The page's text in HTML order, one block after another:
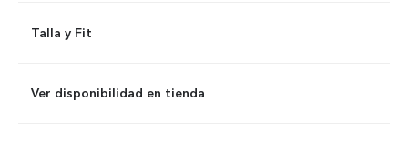
Talla y Fit
Ver disponibilidad en tienda